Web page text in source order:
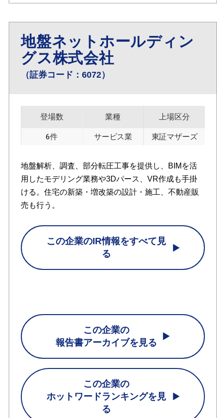
地盤ネットホールディン
グス株式会社
（証券コード：6072）
登場数
6件
業種
サービス業
上場区分
東証マザーズ
地盤解析、調査、部分転圧工事を提供し、BIMを活
用したモデリング業務や3Dパース、VR作成も手掛
ける。住宅の新築・増改築の設計・施工、不動産販
売も行う。
この企業のIR情報をすべて見
る
この企業の
報告書アーカイブを見る
この企業の
ホットワードランキングを見
る